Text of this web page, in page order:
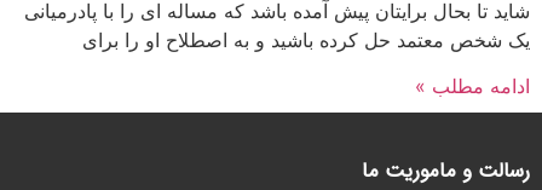
شاید تا بحال برایتان پیش آمده باشد که مساله ای را با پادرمیانی
یک شخص معتمد حل کرده باشید و به اصطلاح او را برای
ادامه مطلب »
رسالت و ماموریت ما